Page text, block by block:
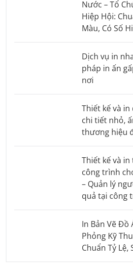
Nước – Tổ
Hiệp Hội:
Màu, Có Số
Dịch vụ in
pháp in ấn
nơi
Thiết kế và
chi tiết nhỏ,
thương hiệu
Thiết kế và
công trình
– Quản lý
quả tại công
In Bản Vẽ Đồ
Phỏng Kỹ
Chuẩn Tỷ Lệ,